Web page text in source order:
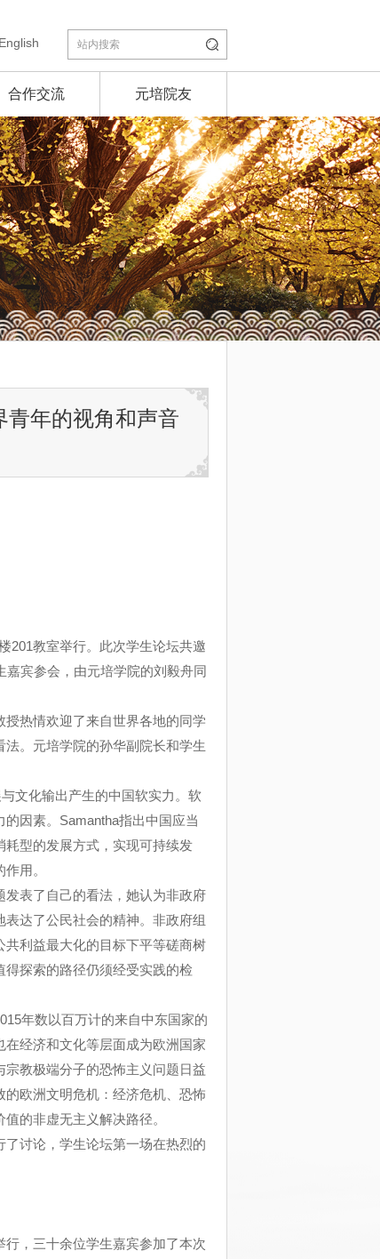
English
合作交流 元培院友
年的视角和声音
201教室举行。此次学生论坛共邀
宾参会，由元培学院的刘毅舟同
授热情欢迎了来自世界各地的同学
。元培学院的孙华副院长和学生
文化输出产生的中国软实力。软
因素。Samantha指出中国应当
型的发展方式，实现可持续发
用。
表了自己的看法，她认为非政府
达了公民社会的精神。非政府组
利益最大化的目标下平等磋商树
探索的路径仍须经受实践的检
年数以百万计的来自中东国家的
经济和文化等层面成为欧洲国家
教极端分子的恐怖主义问题日益
欧洲文明危机：经济危机、恐怖
的非虚无主义解决路径。
讨论，学生论坛第一场在热烈的
行，三十余位学生嘉宾参加了本次